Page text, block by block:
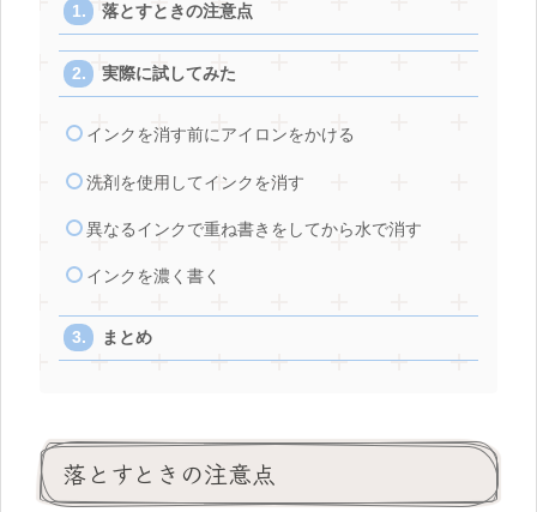
落とすときの注意点
実際に試してみた
インクを消す前にアイロンをかける
洗剤を使用してインクを消す
異なるインクで重ね書きをしてから水で消す
インクを濃く書く
まとめ
落とすときの注意点